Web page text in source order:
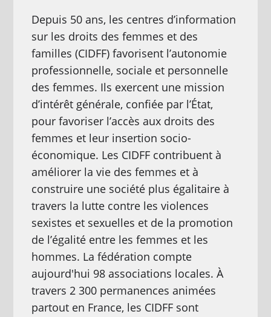
Depuis 50 ans, les centres d’information
sur les droits des femmes et des
familles (CIDFF) favorisent l’autonomie
professionnelle, sociale et personnelle
des femmes. Ils exercent une mission
d’intérêt générale, confiée par l’État,
pour favoriser l’accès aux droits des
femmes et leur insertion socio-
économique. Les CIDFF contribuent à
améliorer la vie des femmes et à
construire une société plus égalitaire à
travers la lutte contre les violences
sexistes et sexuelles et de la promotion
de l’égalité entre les femmes et les
hommes. La fédération compte
aujourd'hui 98 associations locales. À
travers 2 300 permanences animées
partout en France, les CIDFF sont